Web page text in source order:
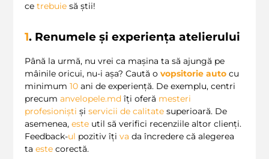
ce trebuie să știi!
1. Renumele și experiența atelierului
Până la urmă, nu vrei ca mașina ta să ajungă pe
mâinile oricui, nu-i așa? Caută o vopsitorie auto cu
minimum 10 ani de experiență. De exemplu, centri
precum anvelopele.md îți oferă mesteri
profesioniști și servicii de calitate superioară. De
asemenea, este util să verifici recenziile altor clienți.
Feedback-ul pozitiv îți va da încredere că alegerea
ta este corectă.